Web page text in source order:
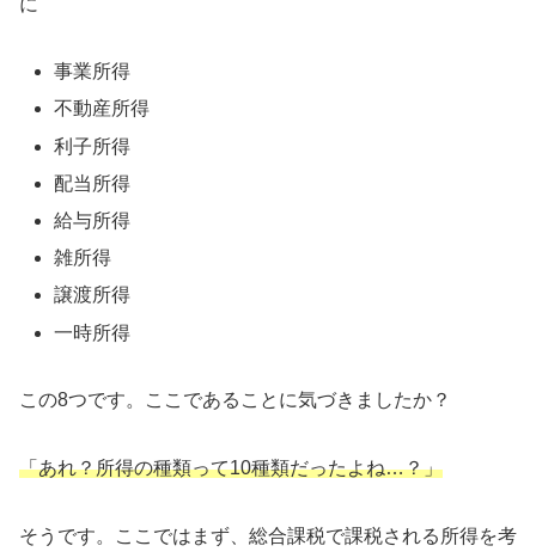
事業所得
不動産所得
利子所得
配当所得
給与所得
雑所得
譲渡所得
一時所得
この8つです。ここであることに気づきましたか？
「あれ？所得の種類って10種類だったよね…？」
そうです。ここではまず、総合課税で課税される所得を考